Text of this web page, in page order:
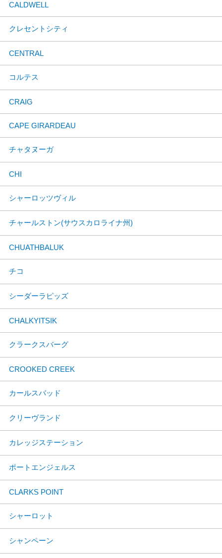
CALDWELL
クレセントシティ
CENTRAL
コルテス
CRAIG
CAPE GIRARDEAU
チャタヌーガ
CHI
シャーロッツヴィル
チャールストン(サウスカロライナ州)
CHUATHBALUK
チコ
シーダーラピッズ
CHALKYITSIK
クラークスバーグ
CROOKED CREEK
カールスバッド
クリーヴランド
カレッジステーション
ポートエンジェルス
CLARKS POINT
シャーロット
シャンペーン